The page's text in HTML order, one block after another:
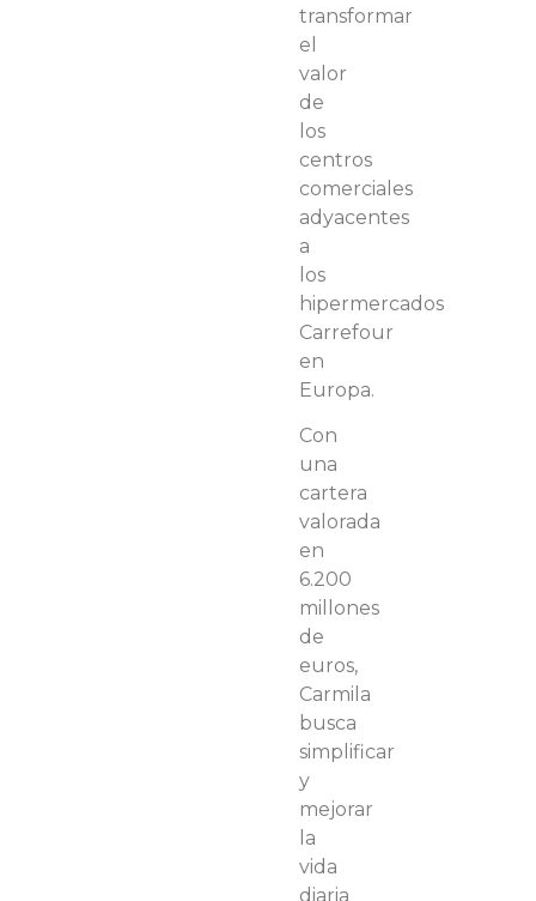
transformar
el
valor
de
los
centros
comerciales
adyacentes
a
los
hipermercados
Carrefour
en
Europa.
Con
una
cartera
valorada
en
6.200
millones
de
euros,
Carmila
busca
simplificar
y
mejorar
la
vida
diaria